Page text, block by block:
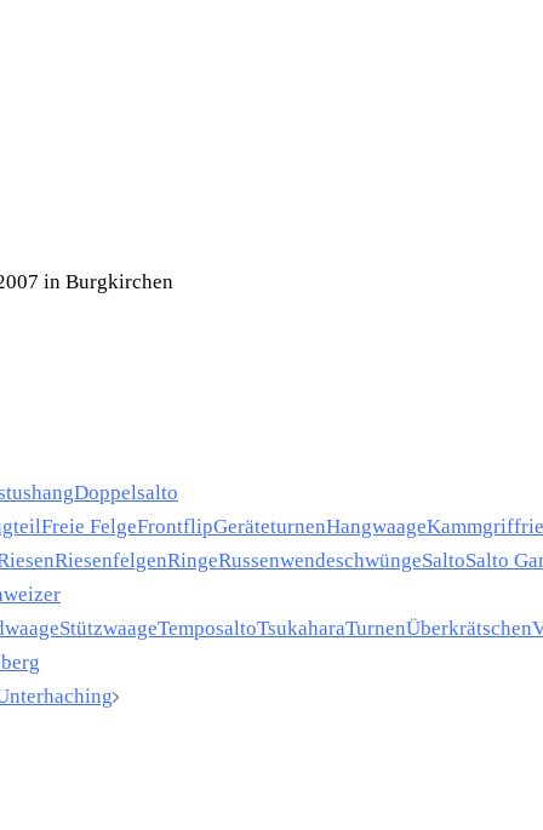
in Burgkirchen
Doppelsalto
Freie FelgeFrontflipGeräteturnenHangwaage
RiesenfelgenRingeRussenwendeschwüngeSaltoSalto
StützwaageTemposaltoTsukaharaTurnenÜberkrätschen